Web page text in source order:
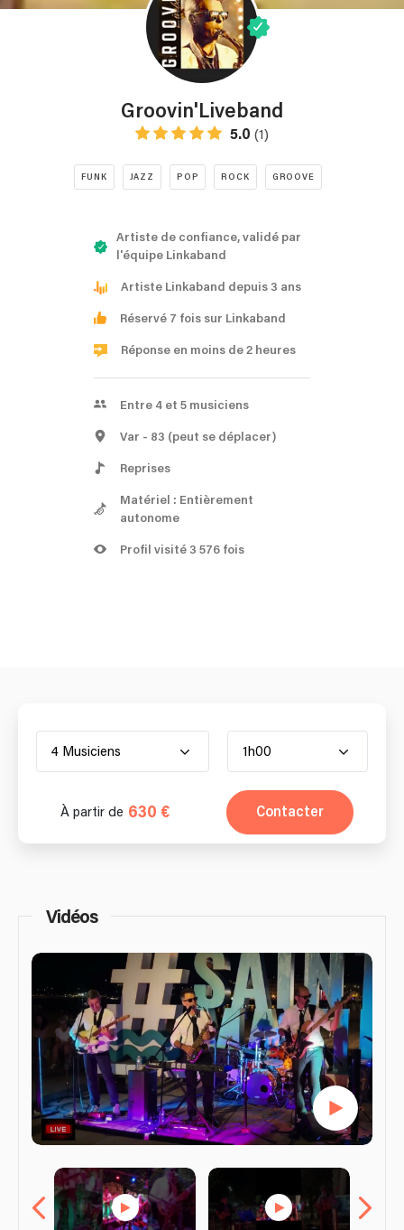
Groovin'Liveband
5.0 (1)
FUNK JAZZ POP ROCK GROOVE
Artiste de confiance, validé par
l'équipe Linkaband
Artiste Linkaband depuis 3 ans
Réservé 7 fois sur Linkaband
Réponse en moins de 2 heures
Entre 4 et 5 musiciens
Var - 83 (peut se déplacer)
Reprises
Matériel : Entièrement
autonome
Profil visité 3 576 fois
4 Musiciens 1h00
À partir de 630 € Contacter
Vidéos